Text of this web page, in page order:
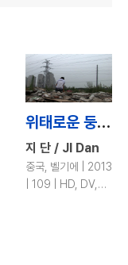
위태로운 둥지 / When the Bough Breaks
지 단 / JI Dan
중국, 벨기에 | 2013
| 109 | HD, DV,